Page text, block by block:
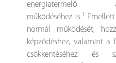
energiatermelő
működéséhez is.1
normál működését,
képződéshez, valamint a
csökkentéséhez és